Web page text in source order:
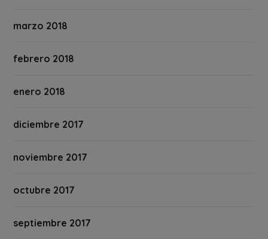
marzo 2018
febrero 2018
enero 2018
diciembre 2017
noviembre 2017
octubre 2017
septiembre 2017